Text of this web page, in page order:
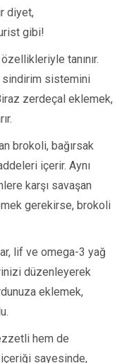
diyet,
gibi!
tanınır.
sindirim sistemini
zerdeçal eklemek,
brokoli, bağırsak
içerir. Aynı
karşı savaşan
gerekirse, brokoli
lif ve omega-3 yağ
düzenleyerek
eklemek,
hem de
sayesinde,